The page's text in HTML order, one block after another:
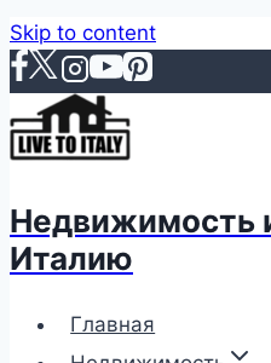
Skip to content
Недвижимость
Италию
Главная